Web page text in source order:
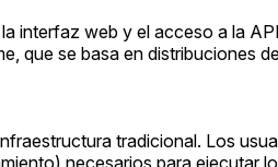
interfaz web y el acceso a la
que se basa en distribuciones
tradicional. Los